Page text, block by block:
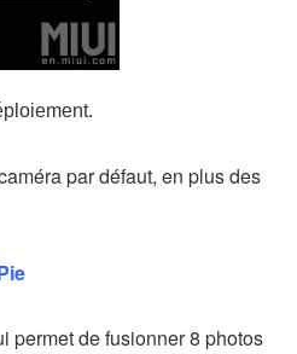
par défaut, en plus des
permet de fusionner 8 photos